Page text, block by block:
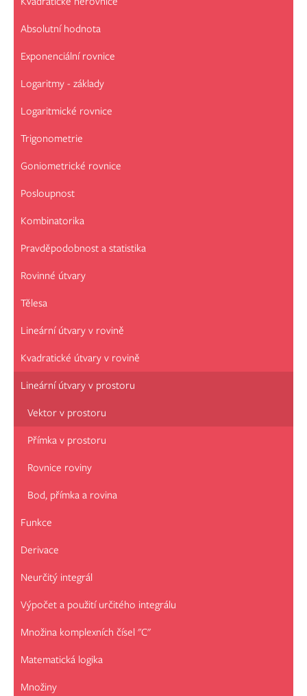
Absolutní hodnota
Exponenciální rovnice
Logaritmy - základy
Logaritmické rovnice
Trigonometrie
Goniometrické rovnice
Posloupnost
Kombinatorika
Pravděpodobnost a statistika
Rovinné útvary
Tělesa
Lineární útvary v rovině
Kvadratické útvary v rovině
Lineární útvary v prostoru
Vektor v prostoru
Přímka v prostoru
Rovnice roviny
Bod, přímka a rovina
Funkce
Derivace
Neurčitý integrál
Výpočet a použití určitého integrálu
Množina komplexních čísel "C"
Matematická logika
Množiny